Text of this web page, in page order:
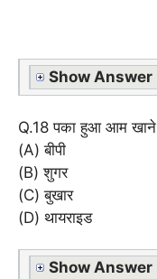
Show Answer
Q.18 पका हुआ आम खाने
(A) बीपी
(B) शुगर
(C) बुखार
(D) थायराइड
Show Answer